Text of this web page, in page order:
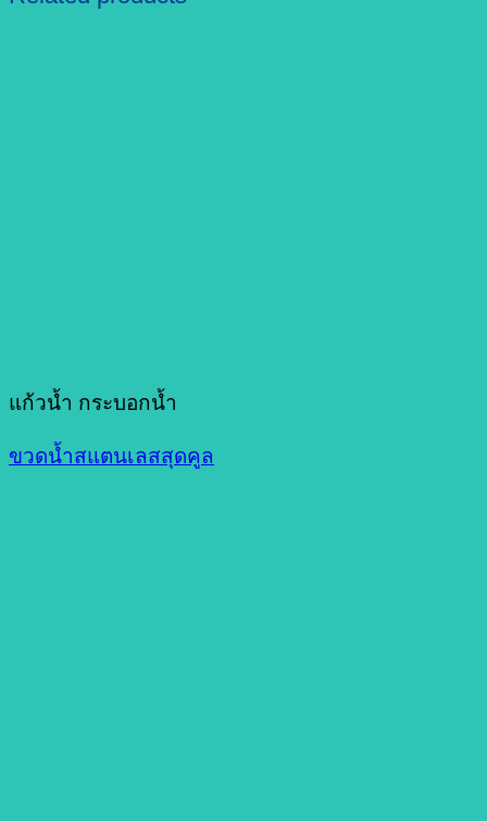
แก้วน้ำ กระบอกน้ำ
ขวดน้ำสแตนเลสสุดคูล